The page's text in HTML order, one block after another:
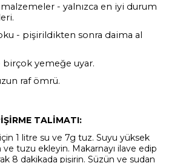
- yalnızca en iyi durum
- pişirildikten sonra daima al
yemeğe uyar.
raf ömrü.
TALİMATI:
1 litre su ve 7g tuz. Suyu yüksek
ve tuzu ekleyin. Makarnayı ilave edip
8 dakikada pişirin. Süzün ve sudan